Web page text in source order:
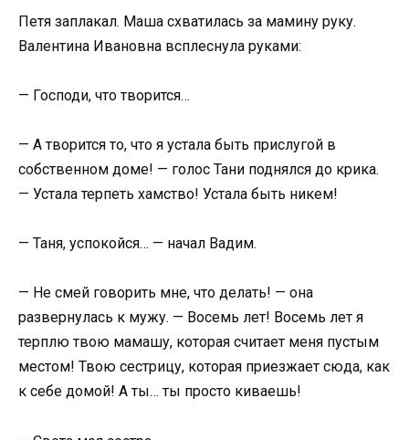
Петя заплакал. Маша схватилась за мамину руку.
Валентина Ивановна всплеснула руками:
— Господи, что творится…
— А творится то, что я устала быть прислугой в
собственном доме! — голос Тани поднялся до крика.
— Устала терпеть хамство! Устала быть никем!
— Таня, успокойся… — начал Вадим.
— Не смей говорить мне, что делать! — она
развернулась к мужу. — Восемь лет! Восемь лет я
терплю твою мамашу, которая считает меня пустым
местом! Твою сестрицу, которая приезжает сюда, как
к себе домой! А ты… ты просто киваешь!